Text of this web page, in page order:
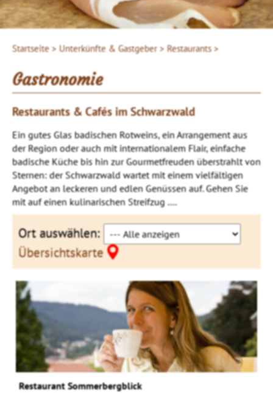
Startseite > Unterkünfte & Gastgeber > Restaurants >
Gastronomie
Restaurants & Cafés im Schwarzwald
Ein gutes Glas badischen Rotweins, ein Arrangement aus
der Region oder auch mit internationalem Flair, einfache
badische Küche bis hin zur Gourmetfreuden überstrahlt von
Sternen: der Schwarzwald wartet mit einem vielfältigen
Angebot an leckeren und edlen Genüssen auf. Gehen Sie
mit auf einen kulinarischen Streifzug ....
Ort auswählen:
Übersichtskarte
Restaurant Sommerbergblick